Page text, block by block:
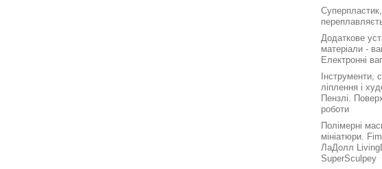
Додаткове
матеріали -
Електронні
Інструменти,
ліплення і
Пензлі.
роботи
Полімерні
мініатюри.
ЛаДолл
SuperSculpey